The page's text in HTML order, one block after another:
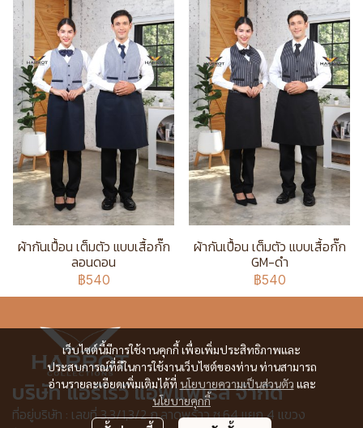
ผ้ากันเปื้อน เต็มตัว แบบเสื้อกั๊ก
ลอนดอน
฿540
ผ้ากันเปื้อน เต็มตัว แบบเสื้อกั๊ก
GM-ดำ
฿540
เว็บไซต์นี้มีการใช้งานคุกกี้ เพื่อเพิ่มประสิทธิภาพและ
ประสบการณ์ที่ดีในการใช้งานเว็บไซต์ของท่าน ท่านสามารถ
อ่านรายละเอียดเพิ่มเติมได้ที่ นโยบายความเป็นส่วนตัว และ
นโยบายคุกกี้
บริษัท แอร์โรว์ แอพแพเรล จำกัด
ที่อยู่บริษัท : เลขที่ 3,3/1,3/2 ก.ลาดพร้าว ซ.64 แยก 4 แขวง